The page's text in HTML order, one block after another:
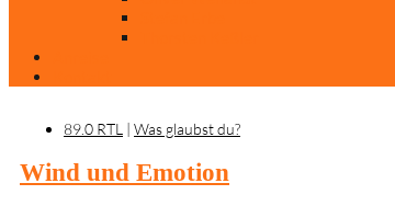
89.0 RTL | Was glaubst du?
Wind und Emotion